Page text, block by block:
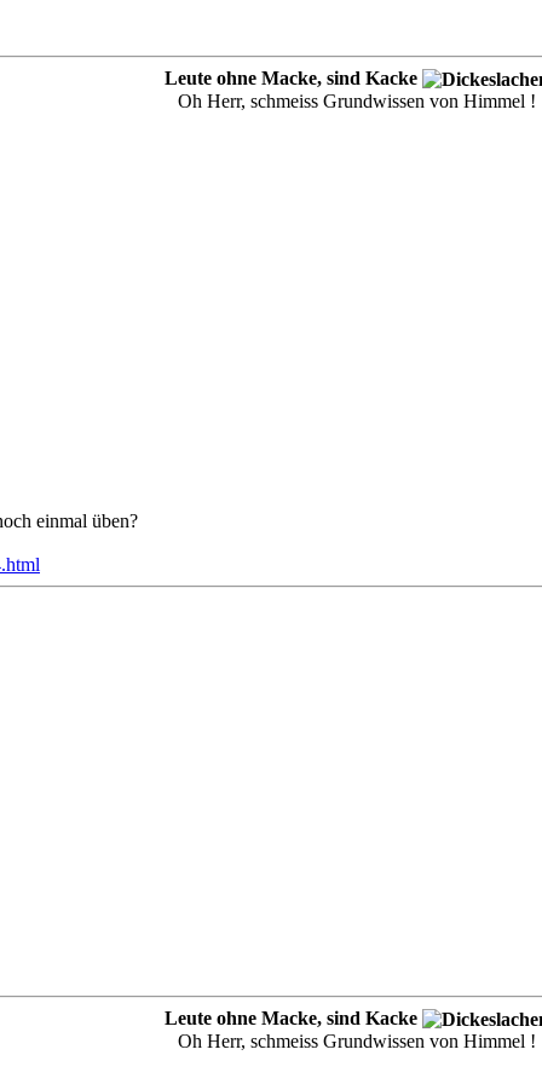
Leute ohne Macke, sind Kacke
Oh Herr, schmeiss Grundwissen von Himmel !
einmal üben?
Leute ohne Macke, sind Kacke
Oh Herr, schmeiss Grundwissen von Himmel !